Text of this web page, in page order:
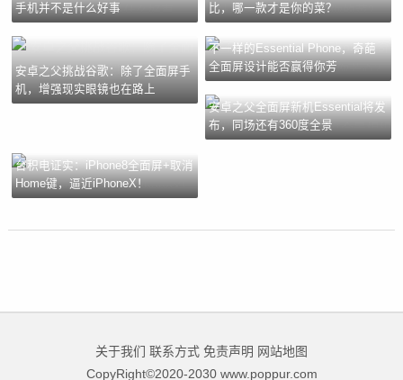
手机并不是什么好事
比，哪一款才是你的菜？
安卓之父挑战谷歌：除了全面屏手
机，增强现实眼镜也在路上
不一样的Essential Phone，奇葩
全面屏设计能否赢得你芳
安卓之父全面屏新机Essential将发
布，同场还有360度全景
台积电证实：iPhone8全面屏+取消
Home键，逼近iPhoneX！
关于我们 联系方式 免责声明 网站地图
CopyRight©2020-2030 www.poppur.com